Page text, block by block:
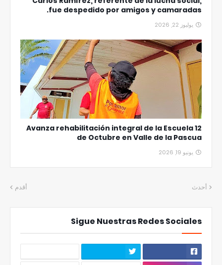
fue despedido por amigos y camaradas.
يوليوز 22, 2026
Avanza rehabilitación integral de la Escuela 12
de Octubre en Valle de la Pascua
يونيو 19, 2026
أحدث أقدم
Sigue Nuestras Redes Sociales